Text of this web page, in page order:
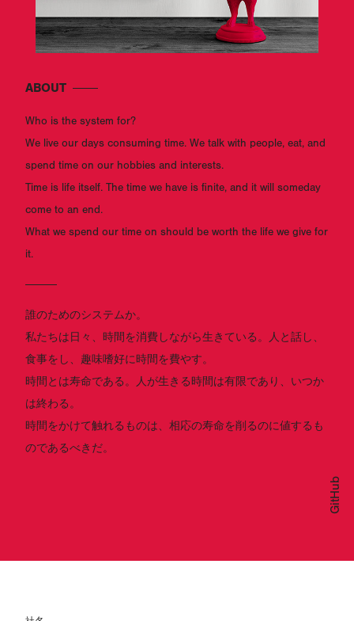
GitHub
ABOUT
Who is the system for?
We live our days consuming time. We talk with people, eat, and
spend time on our hobbies and interests.
Time is life itself. The time we have is finite, and it will someday
come to an end.
What we spend our time on should be worth the life we give for
it.
誰のためのシステムか。
私たちは日々、時間を消費しながら生きている。人と話し、
食事をし、趣味嗜好に時間を費やす。
時間とは寿命である。人が生きる時間は有限であり、いつか
は終わる。
時間をかけて触れるものは、相応の寿命を削るのに値するも
のであるべきだ。